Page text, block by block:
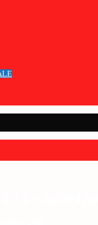
2025